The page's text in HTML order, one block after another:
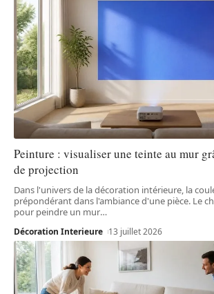
Peinture : visualiser une teinte au mur
de projection
Dans l'univers de la décoration intérieure, la
prépondérant dans l'ambiance d'une pièce. Le
pour peindre un mur…
Décoration Interieure 13 juillet 2026